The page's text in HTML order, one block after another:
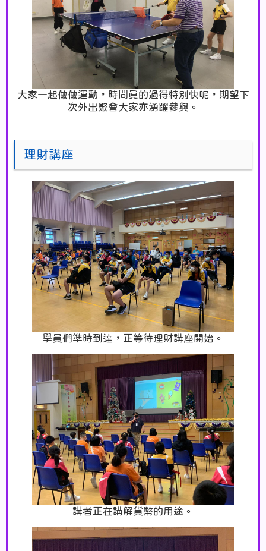
大家一起做做運動，時間真的過得特別快呢，期望下
次外出聚會大家亦湧躍參與。
理財講座
學員們準時到達，正等待理財講座開始。
講者正在講解貨幣的用途。